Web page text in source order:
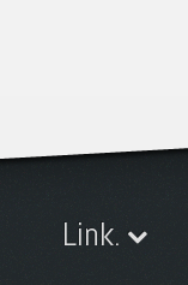
Link.